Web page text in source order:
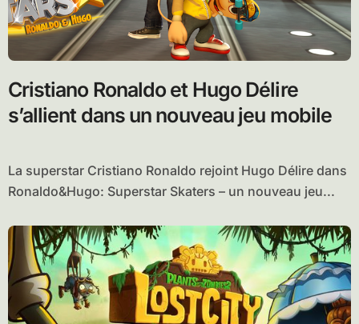
Cristiano Ronaldo et Hugo Délire
s’allient dans un nouveau jeu mobile
La superstar Cristiano Ronaldo rejoint Hugo Délire dans
Ronaldo&Hugo: Superstar Skaters – un nouveau jeu...